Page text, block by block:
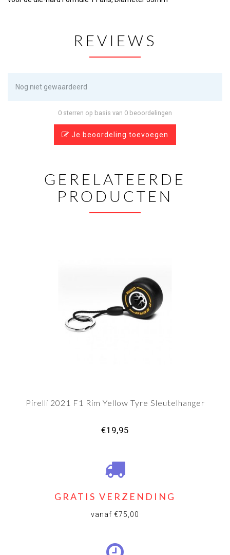
REVIEWS
Nog niet gewaardeerd
0 sterren op basis van 0 beoordelingen
Je beoordeling toevoegen
GERELATEERDE
PRODUCTEN
Pirelli 2021 F1 Rim Yellow Tyre Sleutelhanger
€19,95
GRATIS VERZENDING
vanaf €75,00